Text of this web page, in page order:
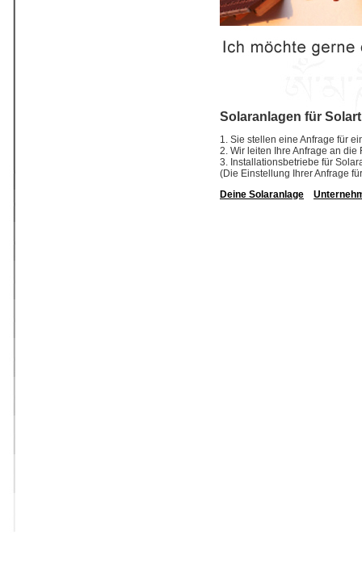
Solaranlagen für
1. Sie stellen eine Anfrage für
2. Wir leiten Ihre Anfrage an
3. Installationsbetriebe für
(Die Einstellung Ihrer Anfrage
Deine Solaranlage